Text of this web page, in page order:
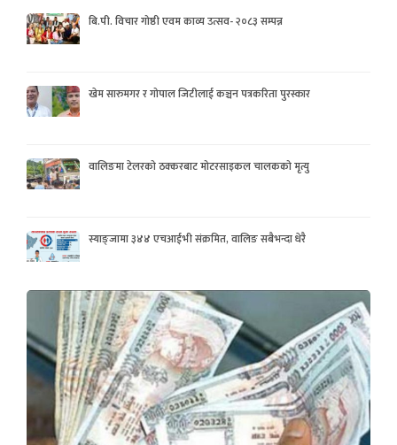
बि.पी. विचार गोष्ठी एवम काव्य उत्सव- २०८३ सम्पन्न
खेम सारुमगर र गोपाल जिटीलाई कञ्चन पत्रकरिता पुरस्कार
वालिङमा टेलरको ठक्करबाट मोटरसाइकल चालकको मृत्यु
स्याङ्जामा ३४४ एचआईभी संक्रमित, वालिङ सबैभन्दा धेरै